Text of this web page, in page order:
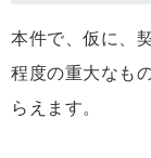
本件で、仮に、
程度の重大なも
らえます。